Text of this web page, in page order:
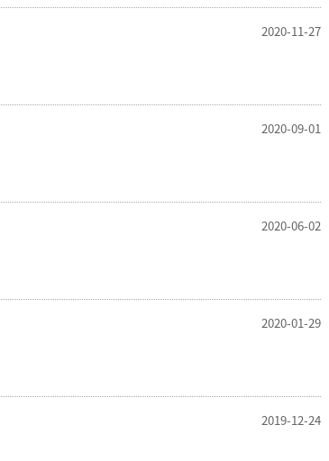
2020-11-27
2020-09-01
2020-06-02
2020-01-29
2019-12-24